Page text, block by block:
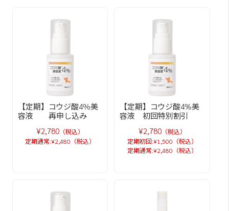
【定期】コウジ酸4％美
容液 再申し込み
¥2,780 （税込）
定期通常:¥2,480（税込）
【定期】コウジ酸4%美
容液 初回特別割引
¥2,780（税込）
定期初回:¥1,500（税込）
定期通常:¥2,480（税込）